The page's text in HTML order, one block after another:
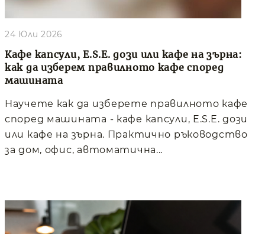
Кафе капсули, E.S.E. дози или кафе на зърна:
как да изберем правилното кафе според
машината
24 Юли 2026
Научете как да изберете правилното кафе
според машината - кафе капсули, E.S.E. дози
или кафе на зърна. Практично ръководство
за дом, офис, автоматична...